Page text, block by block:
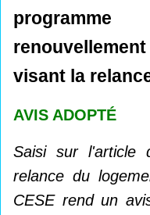
visant la
AVIS ADOPTÉ
Saisi sur l'article
relance du
CESE rend un